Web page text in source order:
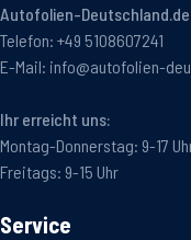
Autofolien-Deutschland.de
Telefon: +49 5108607241
E-Mail: info@autofolien-
Ihr erreicht uns:
Montag-Donnerstag: 9-17
Freitags: 9-15 Uhr
Service